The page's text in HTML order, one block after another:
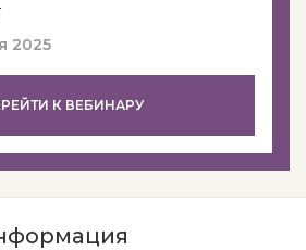
2025
К ВЕБИНАРУ